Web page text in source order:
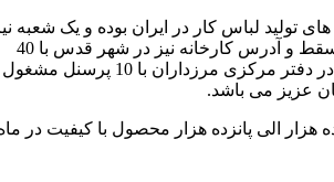
تولید لباس کار در ایران بوده و یک شعبه
در کشور عمان استان مسقط و آدرس کارخانه نیز در شهر قدس با 40
نیروی تولیدی مستقیم و در دفتر مرکزی مرزداران با 10 پرسنل مشغول
عزیز می باشد.
هزار الی پانزده هزار محصول با کیفیت در